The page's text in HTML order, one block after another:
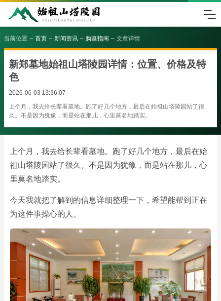
当前位置 首页 新闻资讯 购墓指南 文章详情
新郑墓地始祖山塔陵园详情：位置、价格及特
色
2026-06-03 13:36:07
上个月，我去给长辈看墓地。跑了好几个地方，最后在始祖山塔陵园站了很
久。不是因为犹豫，而是站在那儿，心里莫名地踏实。
上个月，我去给长辈看墓地。跑了好几个地方，最后在始
祖山塔陵园站了很久。不是因为犹豫，而是站在那儿，心
里莫名地踏实。
今天我就把了解到的信息详细整理一下，希望能帮到正在
为这件事操心的人。